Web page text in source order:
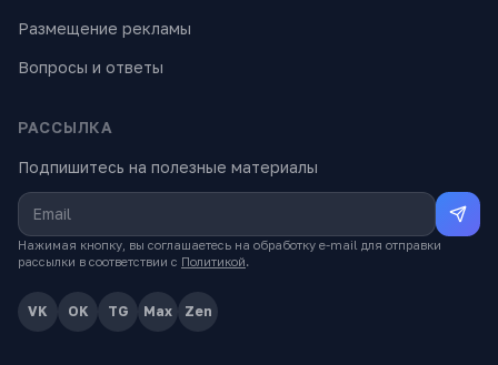
Размещение рекламы
Вопросы и ответы
РАССЫЛКА
Подпишитесь на полезные материалы
Нажимая кнопку, вы соглашаетесь на обработку e-mail для отправки
рассылки в соответствии с Политикой.
VK OK TG Max Zen